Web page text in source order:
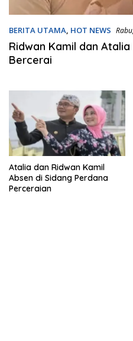
BERITA UTAMA, HOT NEWS
Ridwan Kamil dan
Bercerai
Atalia dan Ridwan Kamil
Absen di Sidang Perdana
Perceraian